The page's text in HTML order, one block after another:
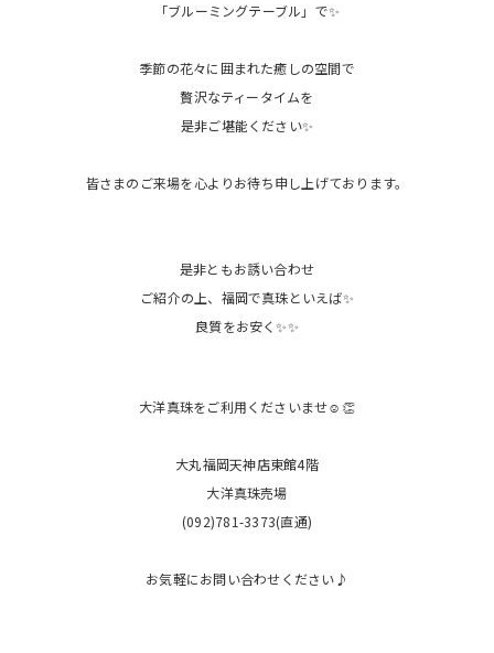
「ブルーミングテーブル」で✨
季節の花々に囲まれた癒しの空間で
贅沢なティータイムを
是非ご堪能ください✨
皆さまのご来場を心よりお待ち申し上げております。
是非ともお誘い合わせ
ご紹介の上、福岡で真珠といえば✨
良質をお安く✨✨
大洋真珠をご利用くださいませ☺️👏
大丸福岡天神店東館4階
大洋真珠売場
(092)781-3373(直通)
お気軽にお問い合わせください♪